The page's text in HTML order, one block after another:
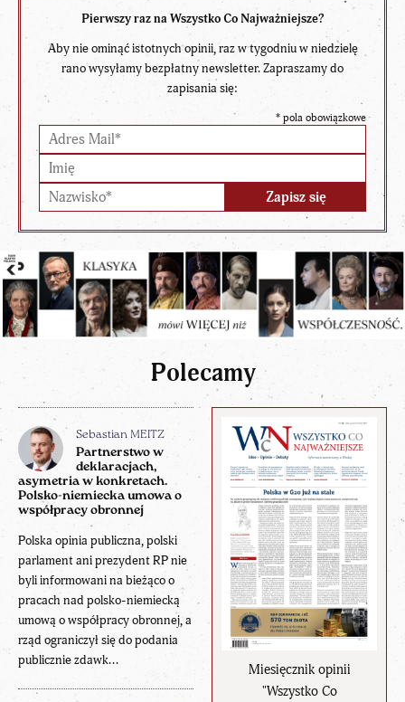
Pierwszy raz na Wszystko Co Najważniejsze?
Aby nie ominąć istotnych opinii, raz w tygodniu w niedzielę
rano wysyłamy bezpłatny newsletter. Zapraszamy do
zapisania się:
* pola obowiązkowe
Polecamy
Miesięcznik opinii
"Wszystko Co
Sebastian MEITZ
Partnerstwo w
deklaracjach,
asymetria w konkretach.
Polsko-niemiecka umowa o
współpracy obronnej
Polska opinia publiczna, polski
parlament ani prezydent RP nie
byli informowani na bieżąco o
pracach nad polsko-niemiecką
umową o współpracy obronnej, a
rząd ograniczył się do podania
publicznie zdawk...